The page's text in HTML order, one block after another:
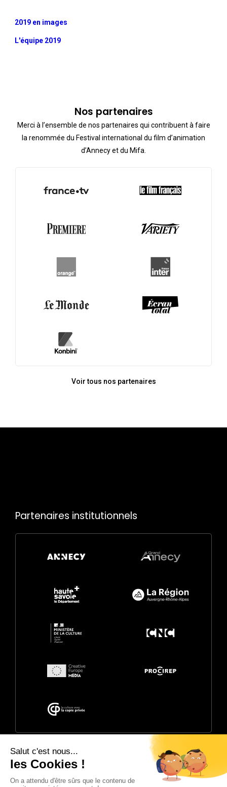
2019 en images
L'équipe 2019
Nos partenaires
Merci à l’ensemble de nos partenaires qui contribuent à faire
la renommée du Festival international du film d’animation
d’Annecy et du Mifa.
Voir tous nos partenaires
Partenaires institutionnels